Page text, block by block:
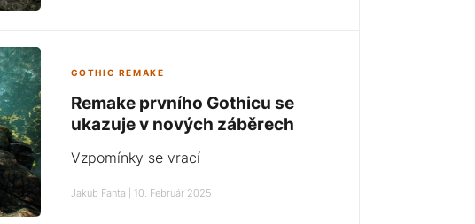
GOTHIC REMAKE
Remake prvního Gothicu se
ukazuje v nových záběrech
Vzpomínky se vrací
Jakub Fanta | 10. Február 2025